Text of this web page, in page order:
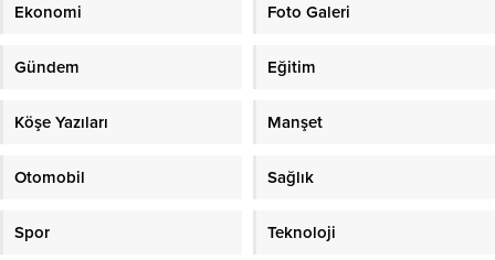
Ekonomi Foto Galeri
Gündem Eğitim
Köşe Yazıları Manşet
Otomobil Sağlık
Spor Teknoloji